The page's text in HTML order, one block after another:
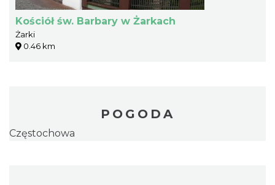
Kościół św. Barbary w Żarkach
Żarki
0.46 km
POGODA
Częstochowa